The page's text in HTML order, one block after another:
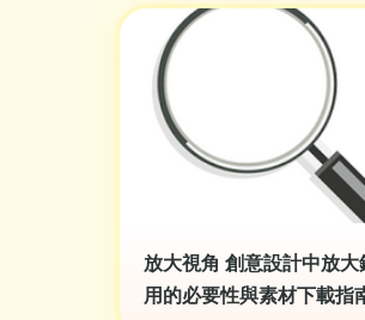
放大視角 創意設計中放大
用的必要性與素材下載指